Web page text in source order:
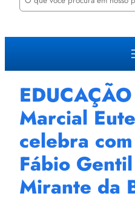
u
a
Marcial
celebra
Fábio
Mirante da